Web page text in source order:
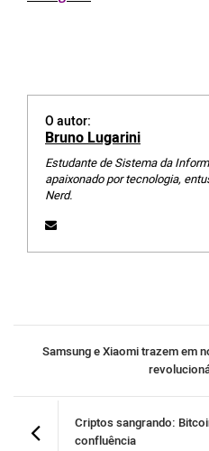
O autor:
Bruno Lugarini
Estudante de Sistema da
apaixonado por tecnologia,
Nerd.
Samsung e Xiaomi trazem em
Criptos sangrando:
confluência